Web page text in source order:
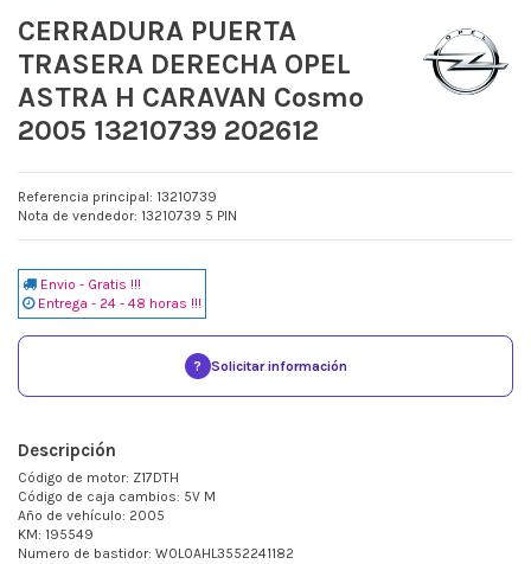
CERRADURA PUERTA
TRASERA DERECHA OPEL
ASTRA H CARAVAN Cosmo
2005 13210739 202612
Referencia principal: 13210739
Nota de vendedor: 13210739 5 PIN
Envio - Gratis !!!
Entrega - 24 - 48 horas !!!
? Solicitar información
Descripción
Código de motor: Z17DTH
Código de caja cambios: 5V M
Año de vehículo: 2005
KM: 195549
Numero de bastidor: W0L0AHL3552241182